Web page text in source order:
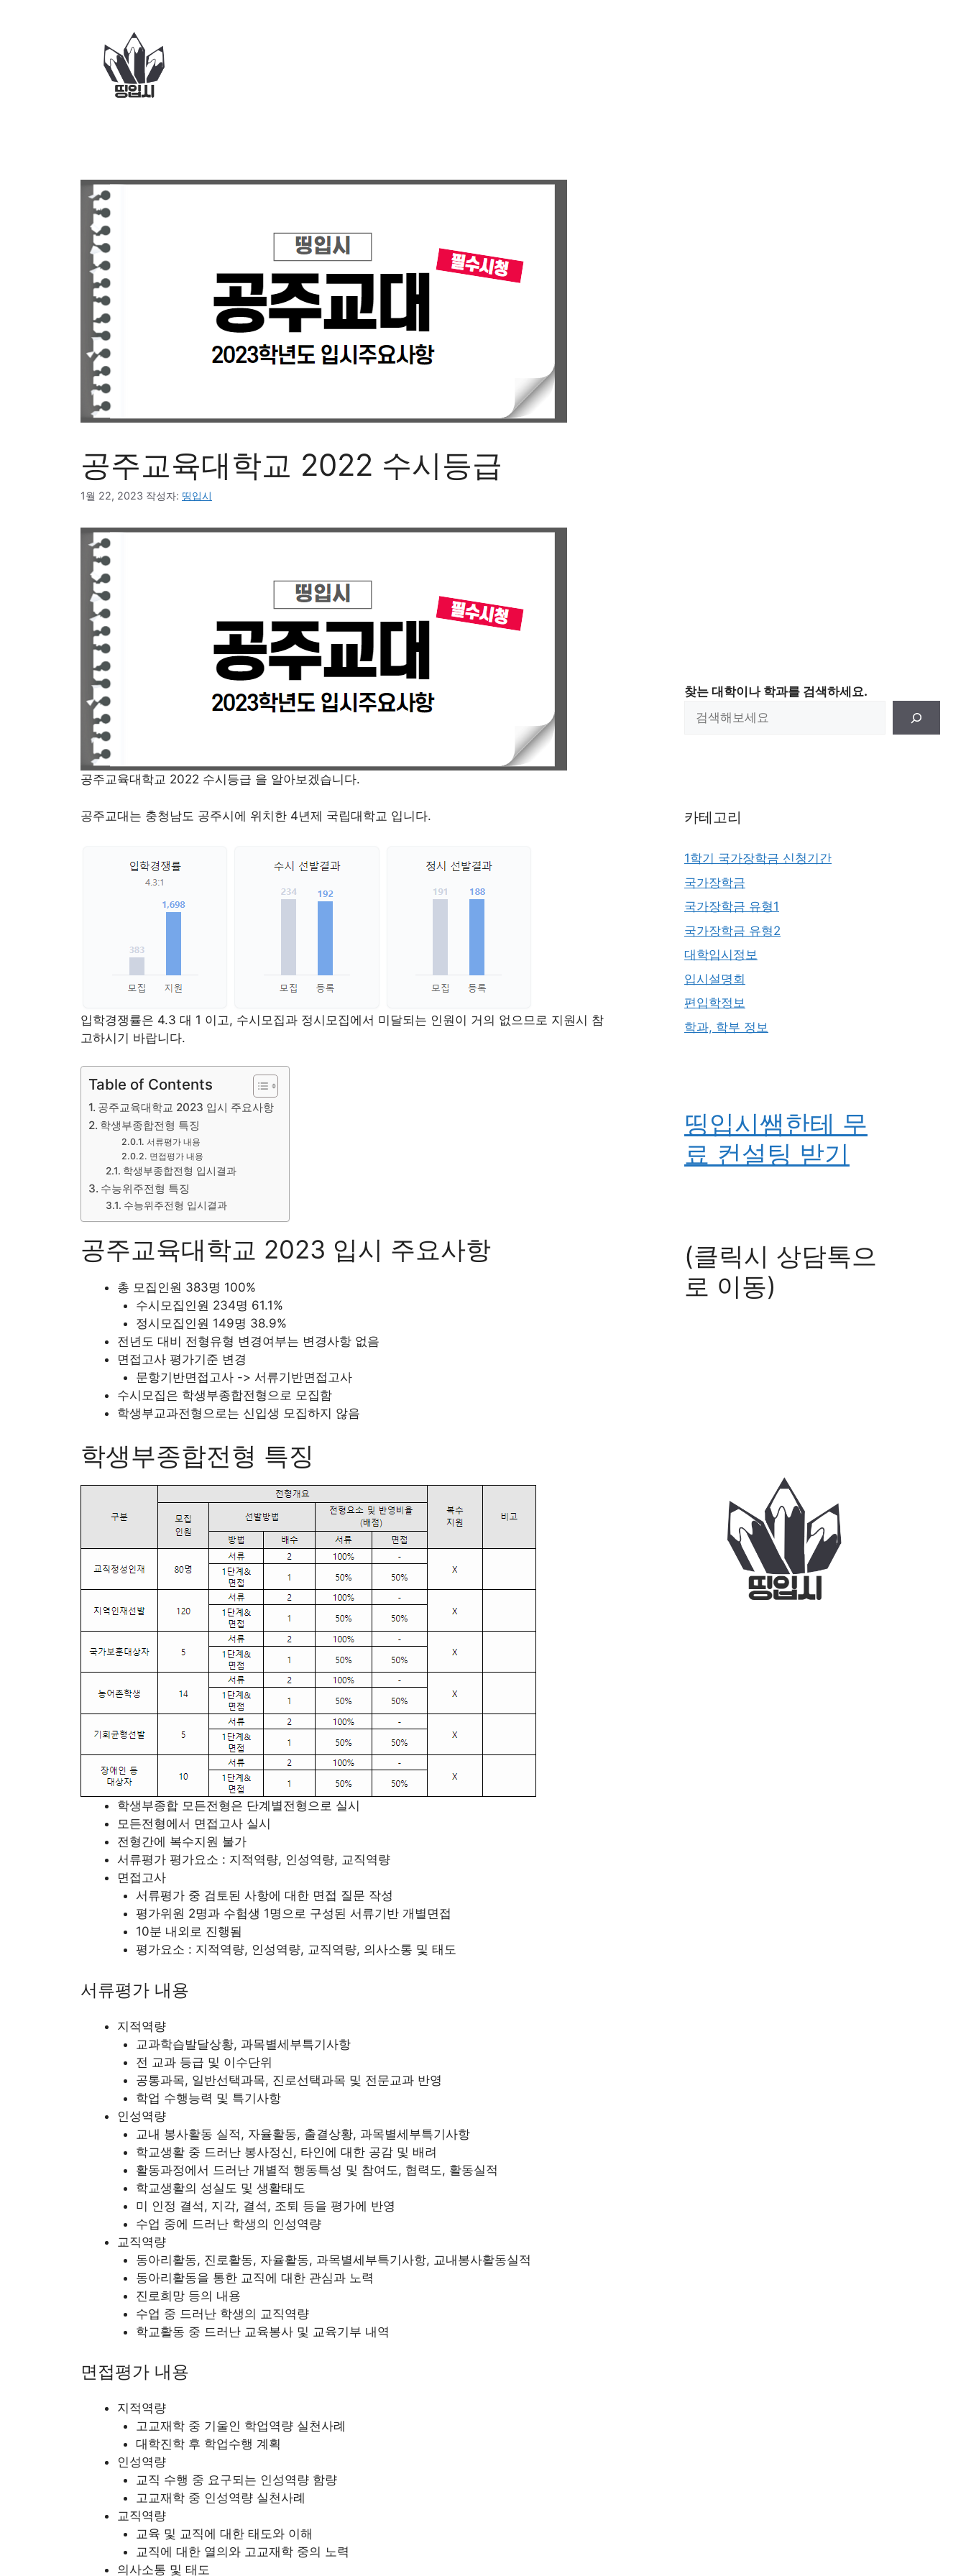
공주교육대학교 2022 수시등급
1월 22, 2023 작성자: 띵입시
공주교육대학교 2022 수시등급 을 알아보겠습니다.
공주교대는 충청남도 공주시에 위치한 4년제 국립대학교 입니다.
입학경쟁률은 4.3 대 1 이고, 수시모집과 정시모집에서 미달되는 인원이 거의 없으므로 지원시 참
고하시기 바랍니다.
Table of Contents
공주교육대학교 2023 입시 주요사항
학생부종합전형 특징
서류평가 내용
면접평가 내용
학생부종합전형 입시결과
수능위주전형 특징
수능위주전형 입시결과
공주교육대학교 2023 입시 주요사항
총 모집인원 383명 100%
수시모집인원 234명 61.1%
정시모집인원 149명 38.9%
전년도 대비 전형유형 변경여부는 변경사항 없음
면접고사 평가기준 변경
문항기반면접고사 -> 서류기반면접고사
수시모집은 학생부종합전형으로 모집함
학생부교과전형으로는 신입생 모집하지 않음
학생부종합전형 특징
학생부종합 모든전형은 단계별전형으로 실시
모든전형에서 면접고사 실시
전형간에 복수지원 불가
서류평가 평가요소 : 지적역량, 인성역량, 교직역량
면접고사
서류평가 중 검토된 사항에 대한 면접 질문 작성
평가위원 2명과 수험생 1명으로 구성된 서류기반 개별면접
10분 내외로 진행됨
평가요소 : 지적역량, 인성역량, 교직역량, 의사소통 및 태도
서류평가 내용
지적역량
교과학습발달상황, 과목별세부특기사항
전 교과 등급 및 이수단위
공통과목, 일반선택과목, 진로선택과목 및 전문교과 반영
학업 수행능력 및 특기사항
인성역량
교내 봉사활동 실적, 자율활동, 출결상황, 과목별세부특기사항
학교생활 중 드러난 봉사정신, 타인에 대한 공감 및 배려
활동과정에서 드러난 개별적 행동특성 및 참여도, 협력도, 활동실적
학교생활의 성실도 및 생활태도
미 인정 결석, 지각, 결석, 조퇴 등을 평가에 반영
수업 중에 드러난 학생의 인성역량
교직역량
동아리활동, 진로활동, 자율활동, 과목별세부특기사항, 교내봉사활동실적
동아리활동을 통한 교직에 대한 관심과 노력
진로희망 등의 내용
수업 중 드러난 학생의 교직역량
학교활동 중 드러난 교육봉사 및 교육기부 내역
면접평가 내용
지적역량
고교재학 중 기울인 학업역량 실천사례
대학진학 후 학업수행 계획
인성역량
교직 수행 중 요구되는 인성역량 함량
고교재학 중 인성역량 실천사례
교직역량
교육 및 교직에 대한 태도와 이해
교직에 대한 열의와 고교재학 중의 노력
의사소통 및 태도
찾는 대학이나 학과를 검색하세요.
카테고리
1학기 국가장학금 신청기간
국가장학금
국가장학금 유형1
국가장학금 유형2
대학입시정보
입시설명회
편입학정보
학과, 학부 정보
띵입시쌤한테 무
료 컨설팅 받기
(클릭시 상담톡으
로 이동)